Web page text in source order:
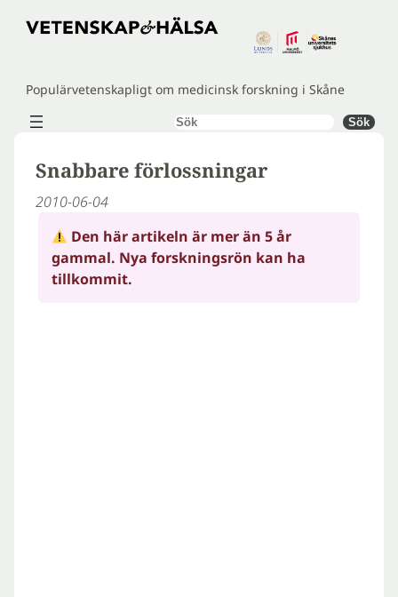
Hoppa
Populärvetenskapligt om medicinsk forskning i Skåne
Sök Sök
Snabbare förlossningar
2010-06-04
Den här artikeln är mer än 5 år
gammal. Nya forskningsrön kan ha
tillkommit.